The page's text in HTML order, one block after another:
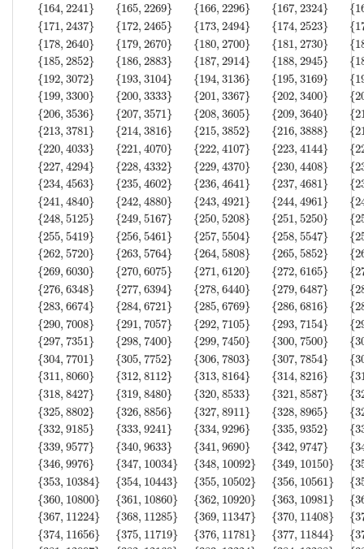
{164, 2241}
{171, 2437}
{178, 2640}
{185, 2852}
{192, 3072}
{199, 3300}
{206, 3536}
{213, 3781}
{220, 4033}
{227, 4294}
{234, 4563}
{241, 4840}
{248, 5125}
{255, 5419}
{262, 5720}
{269, 6030}
{276, 6348}
{283, 6674}
{290, 7008}
{297, 7351}
{304, 7701}
{311, 8060}
{318, 8427}
{325, 8802}
{332, 9185}
{339, 9577}
{346, 9976}
{353, 10384}
{360, 10800}
{367, 11224}
{374, 11656}
{165, 2269}
{172, 2465}
{179, 2670}
{186, 2883}
{193, 3104}
{200, 3333}
{207, 3571}
{214, 3816}
{221, 4070}
{228, 4332}
{235, 4602}
{242, 4880}
{249, 5167}
{256, 5461}
{263, 5764}
{270, 6075}
{277, 6394}
{284, 6721}
{291, 7057}
{298, 7400}
{305, 7752}
{312, 8112}
{319, 8480}
{326, 8856}
{333, 9241}
{340, 9633}
{347, 10034}
{354, 10443}
{361, 10860}
{368, 11285}
{375, 11719}
{166, 2296}
{173, 2494}
{180, 2700}
{187, 2914}
{194, 3136}
{201, 3367}
{208, 3605}
{215, 3852}
{222, 4107}
{229, 4370}
{236, 4641}
{243, 4921}
{250, 5208}
{257, 5504}
{264, 5808}
{271, 6120}
{278, 6440}
{285, 6769}
{292, 7105}
{299, 7450}
{306, 7803}
{313, 8164}
{320, 8533}
{327, 8911}
{334, 9296}
{341, 9690}
{348, 10092}
{355, 10502}
{362, 10920}
{369, 11347}
{376, 11781}
{167, 2324}
{174, 2523}
{181, 2730}
{188, 2945}
{195, 3169}
{202, 3400}
{209, 3640}
{216, 3888}
{223, 4144}
{230, 4408}
{237, 4681}
{244, 4961}
{251, 5250}
{258, 5547}
{265, 5852}
{272, 6165}
{279, 6487}
{286, 6816}
{293, 7154}
{300, 7500}
{307, 7854}
{314, 8216}
{321, 8587}
{328, 8965}
{335, 9352}
{342, 9747}
{349, 10150}
{356, 10561}
{363, 10981}
{370, 11408}
{377, 11844}
{
{
{
{
{
{
{
{
{
{
{
{
{
{
{
{
{
{
{
{
{
{
{
{
{
{
{
{
{
{
{
3 1}{4,1 ,2 3} 7 4 }{ { 10 ,8 { 11 10} 12 { 13 ,14 14 {